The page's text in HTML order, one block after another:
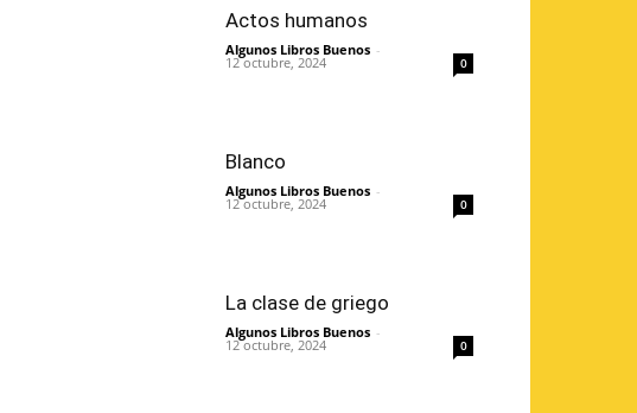
Actos humanos
Algunos Libros Buenos -
12 octubre, 2024 0
Blanco
Algunos Libros Buenos -
12 octubre, 2024 0
La clase de griego
Algunos Libros Buenos -
12 octubre, 2024 0